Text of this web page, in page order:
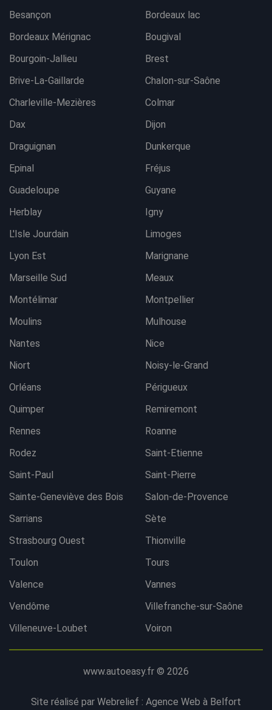
Contacter l'agence
Besançon
Bordeaux lac
Bordeaux Mérignac
Bougival
Bourgoin-Jallieu
Brest
Brive-La-Gaillarde
Chalon-sur-Saône
Charleville-Mezières
Colmar
Dax
Dijon
Draguignan
Dunkerque
Epinal
Fréjus
Guadeloupe
Guyane
Herblay
Igny
L'Isle Jourdain
Limoges
Lyon Est
Marignane
Marseille Sud
Meaux
Montélimar
Montpellier
Moulins
Mulhouse
Nantes
Nice
Niort
Noisy-le-Grand
Orléans
Périgueux
Quimper
Remiremont
Rennes
Roanne
Rodez
Saint-Etienne
Saint-Paul
Saint-Pierre
Sainte-Geneviève des Bois
Salon-de-Provence
Sarrians
Sète
Strasbourg Ouest
Thionville
Toulon
Tours
Valence
Vannes
Vendôme
Villefranche-sur-Saône
Villeneuve-Loubet
Voiron
www.autoeasy.fr © 2026
Site réalisé par Webrelief : Agence Web à Belfort